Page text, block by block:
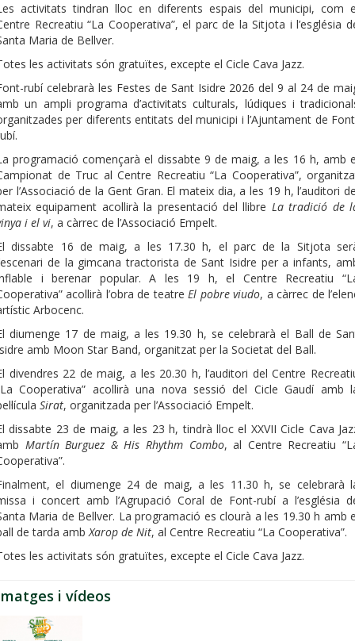
activitats tindran lloc en diferents espais del municipi, com
Recreatiu “La Cooperativa”, el parc de la Sitjota i l’església
Maria de Bellver.
les activitats són gratuïtes, excepte el Cicle Cava Jazz.
rubí celebrarà les Festes de Sant Isidre 2026 del 9 al 24 de
un ampli programa d’activitats culturals, lúdiques i
per diferents entitats del municipi i l’Ajuntament de
programació començarà el dissabte 9 de maig, a les 16 h, amb
de Truc al Centre Recreatiu “La Cooperativa”,
l’Associació de la Gent Gran. El mateix dia, a les 19 h, l’auditori
equipament acollirà la presentació del llibre La tradició de
i el vi, a càrrec de l’Associació Empelt.
dissabte 16 de maig, a les 17.30 h, el parc de la Sitjota
de la gimcana tractorista de Sant Isidre per a infants,
i berenar popular. A les 19 h, el Centre Recreatiu
acollirà l’obra de teatreEl pobre viudo, a càrrec de
Arbocenc.
diumenge 17 de maig, a les 19.30 h, se celebrarà el Ball de
amb Moon Star Band, organitzat per la Societat del Ball.
divendres 22 de maig, a les 20.30 h, l’auditori del Centre
Cooperativa” acollirà una nova sessió del Cicle Gaudí amb
Sirat, organitzada per l’Associació Empelt.
dissabte 23 de maig, a les 23 h, tindrà lloc el XXVII Cicle Cava
Martín Burguez & His Rhythm Combo, al Centre Recreatiu
el diumenge 24 de maig, a les 11.30 h, se celebrarà
i concert amb l’Agrupació Coral de Font-rubí a l’església
Maria de Bellver. La programació es clourà a les 19.30 h amb
de tarda ambXarop de Nit, al Centre Recreatiu “La Cooperativa”.
les activitats són gratuïtes, excepte el Cicle Cava Jazz.
i vídeos